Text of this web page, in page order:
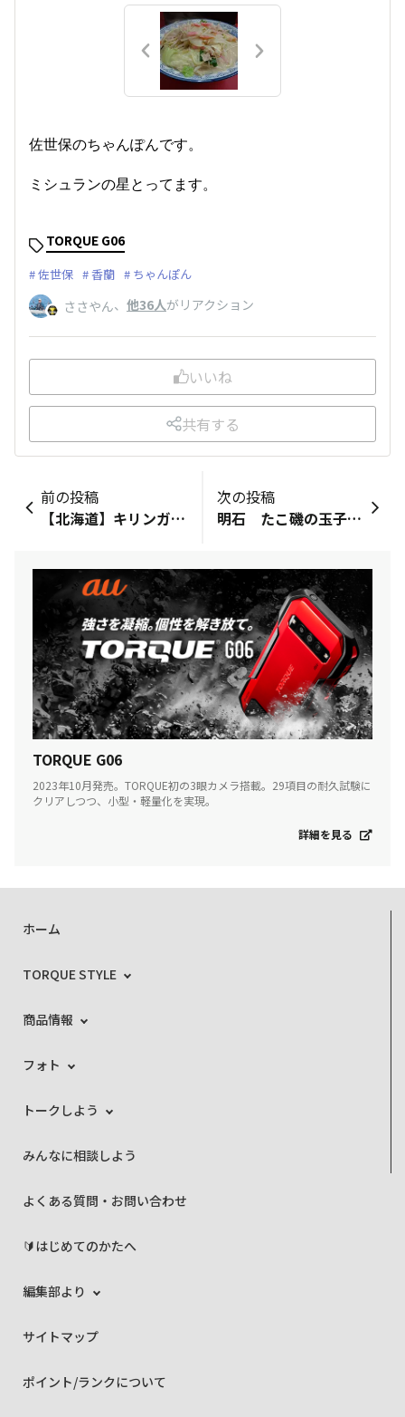
佐世保のちゃんぽんです。
ミシュランの星とってます。
TORQUE G06
佐世保 香蘭 ちゃんぽん
ささやん、 他36人がリアクション
いいね
共有する
前の投稿
【北海道】キリンガラナ
次の投稿
明石 たこ磯の玉子焼き
TORQUE G06
2023年10月発売。TORQUE初の3眼カメラ搭載。29項目の耐久試験に
クリアしつつ、小型・軽量化を実現。
詳細を見る
ホーム
TORQUE STYLE
商品情報
フォト
トークしよう
みんなに相談しよう
よくある質問・お問い合わせ
🔰はじめてのかたへ
編集部より
サイトマップ
ポイント/ランクについて